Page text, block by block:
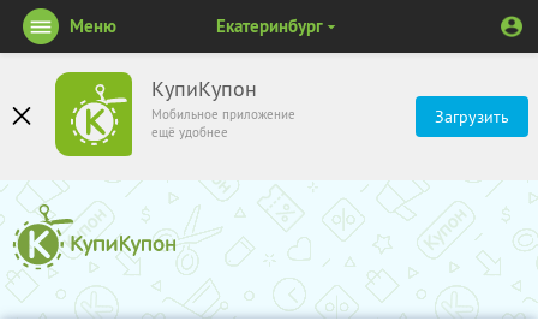
КупиКупон
Мобильное приложение
ещё удобнее
Загрузить
Меню Екатеринбург